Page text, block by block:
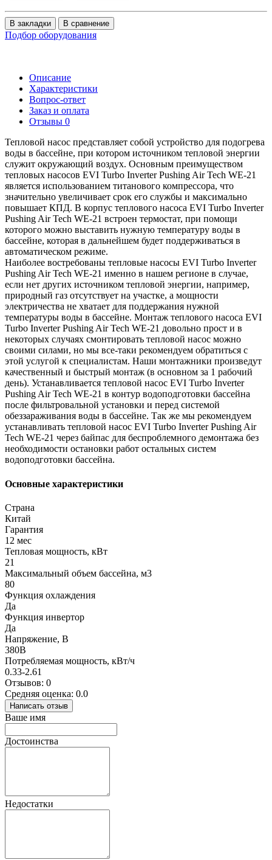
В закладки В сравнение
Подбор оборудования
Описание
Характеристики
Вопрос-ответ
Заказ и оплата
Отзывы 0
Тепловой насос представляет собой устройство для подогрева
воды в бассейне, при котором источником тепловой энергии
служит окружающий воздух. Основным преимуществом
тепловых насосов EVI Turbo Inverter Pushing Air Tech WE-21
является использованием титанового компрессора, что
значительно увеличивает срок его службы и максимально
повышает КПД. В корпус теплового насоса EVI Turbo Inverter
Pushing Air Tech WE-21 встроен термостат, при помощи
которого можно выставить нужную температуру воды в
бассейне, которая в дальнейшем будет поддерживаться в
автоматическом режиме.
Наиболее востребованы тепловые насосы EVI Turbo Inverter
Pushing Air Tech WE-21 именно в нашем регионе в случае,
если нет других источником тепловой энергии, например,
природный газ отсутствует на участке, а мощности
электричества не хватает для поддержания нужной
температуры воды в бассейне. Монтаж теплового насоса EVI
Turbo Inverter Pushing Air Tech WE-21 довольно прост и в
некоторых случаях смонтировать тепловой насос можно
своими силами, но мы все-таки рекомендуем обратиться с
этой услугой к специалистам. Наши монтажники произведут
качественный и быстрый монтаж (в основном за 1 рабочий
день). Устанавливается тепловой насос EVI Turbo Inverter
Pushing Air Tech WE-21 в контур водоподготовки бассейна
после фильтровальной установки и перед системой
обеззараживания воды в бассейне. Так же мы рекомендуем
устанавливать тепловой насос EVI Turbo Inverter Pushing Air
Tech WE-21 через байпас для беспроблемного демонтажа без
необходимости остановки работ остальных систем
водоподготовки бассейна.
Основные характеристики
Страна
Китай
Гарантия
12 мес
Тепловая мощность, кВт
21
Максимальный объем бассейна, м3
80
Функция охлаждения
Да
Функция инвертор
Да
Напряжение, В
380В
Потребляемая мощность, кВт/ч
0.33-2.61
Отзывов: 0
Средняя оценка: 0.0
Написать отзыв
Ваше имя
Достоинства
Недостатки